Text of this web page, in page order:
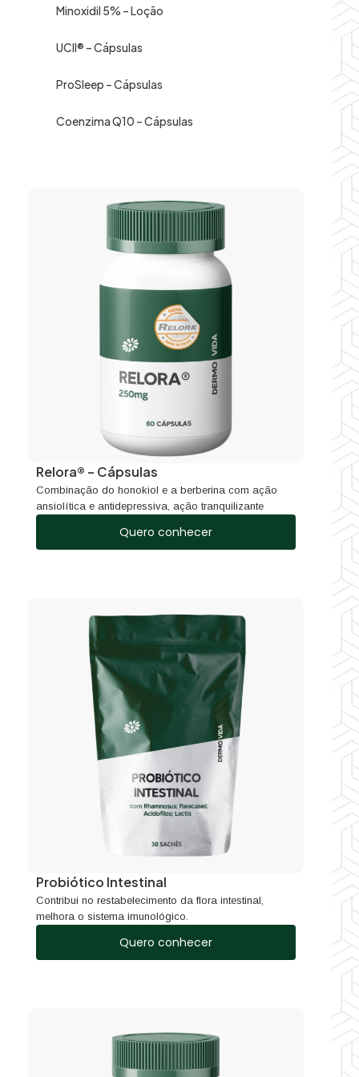
Minoxidil 5% – Loção
UCII® – Cápsulas
ProSleep – Cápsulas
Coenzima Q10 – Cápsulas
Relora® – Cápsulas
Combinação do honokiol e a berberina com ação
ansiolítica e antidepressiva, ação tranquilizante
Quero conhecer
Probiótico Intestinal
Contribui no restabelecimento da flora intestinal,
melhora o sistema imunológico.
Quero conhecer